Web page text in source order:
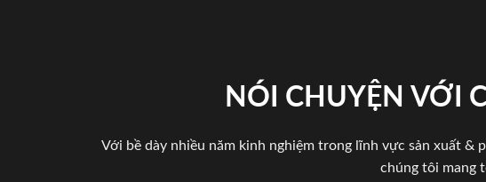
NÓI CHUYỆN VỚI
Với bề dày nhiều năm kinh nghiệm trong lĩnh vực sản xuất &
chúng tôi mang